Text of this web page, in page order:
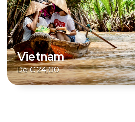
Vietnam
De€24,00